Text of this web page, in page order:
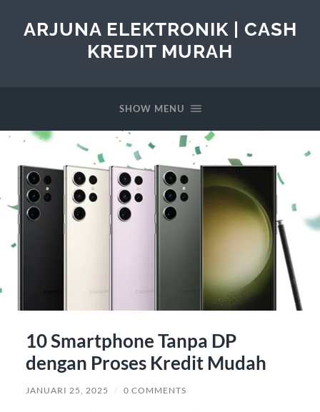
ARJUNA ELEKTRONIK | CASH
KREDIT MURAH
SHOW MENU
10 Smartphone Tanpa DP
dengan Proses Kredit Mudah
JANUARI 25, 2025 / 0 COMMENTS